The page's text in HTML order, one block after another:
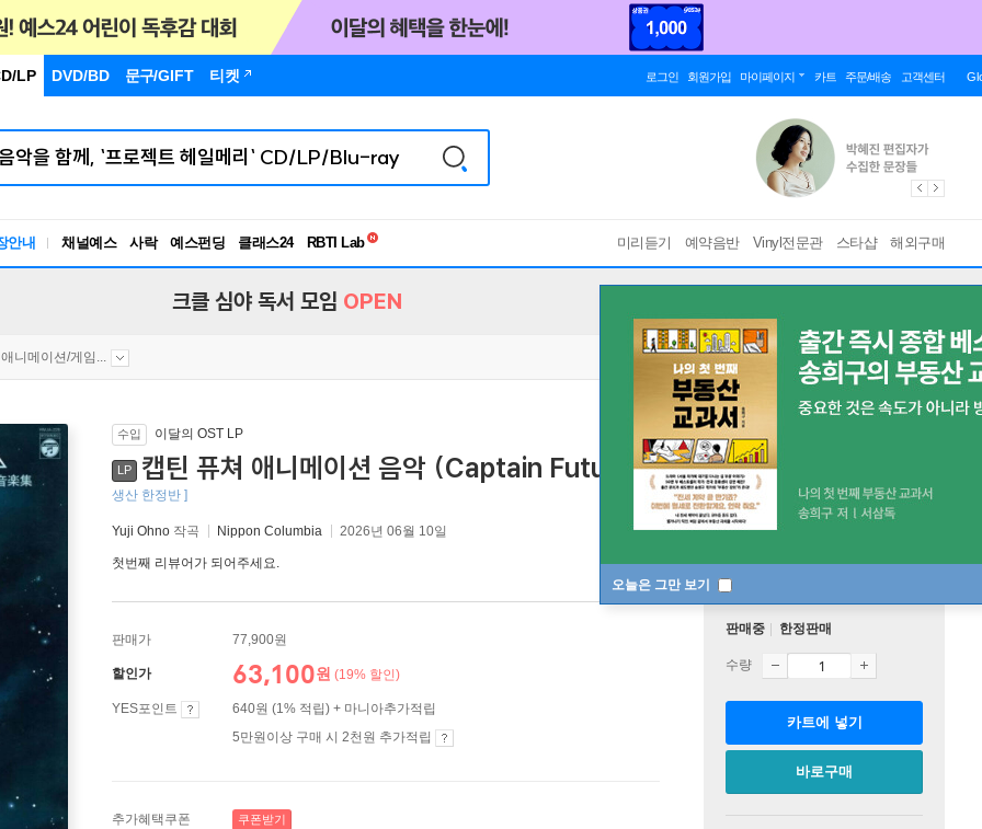
LP DVD/BD 문구/GIFT 티켓 로그인 회원가입 마이페이지 카트 주문/배송 고객센터
안내 채널예스 사락 예스펀딩 클래스24
독서유형검사
미리듣기 예약음반 Vinyl전문관 스타샵 해외구매
오늘은 그만 보기
크클 심야 독서 모임 OPEN
애니메이션/게임...
수입 이달의 OST LP
LP 캡틴 퓨쳐 애니메이션 음악 (Captain Future Original Soundtrack)
생산 한정반 ]
Yuji Ohno 작곡 Nippon Columbia 2026년 06월 10일
첫번째 리뷰어가 되어주세요.
판매가 77,900원
할인가 63,100원 (19% 할인)
YES포인트
640원 (1% 적립) + 마니아추가적립
5만원이상 구매 시 2천원 추가적립
추가혜택쿠폰 쿠폰받기
판매중 한정판매
수량
카트에 넣기
바로구매